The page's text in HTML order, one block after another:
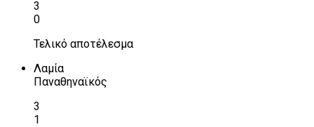
3
0
Τελικό αποτέλεσμα
Λαμία
Παναθηναϊκός
3
1